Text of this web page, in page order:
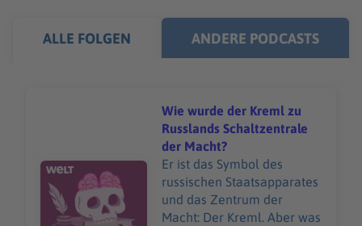
ALLE FOLGEN ANDERE PODCASTS
Audiotitel - Wie wurde der Kreml zu Russlands
Wie wurde der Kreml zu
Russlands Schaltzentrale
der Macht?
Er ist das Symbol des
russischen Staatsapparates
und das Zentrum der
Macht: Der Kreml. Aber was